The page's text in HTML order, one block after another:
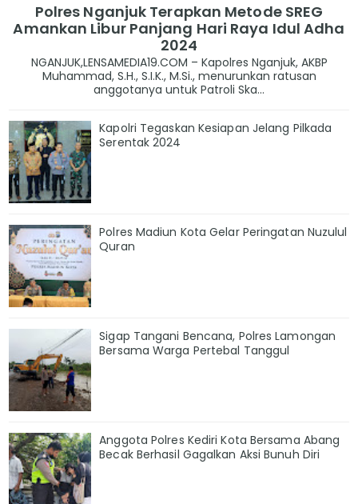
Polres Nganjuk Terapkan Metode SREG
Amankan Libur Panjang Hari Raya Idul Adha
2024
NGANJUK,LENSAMEDIA19.COM – Kapolres Nganjuk, AKBP
Muhammad, S.H., S.I.K., M.Si., menurunkan ratusan
anggotanya untuk Patroli Ska...
Kapolri Tegaskan Kesiapan Jelang Pilkada
Serentak 2024
Polres Madiun Kota Gelar Peringatan Nuzulul
Quran
Sigap Tangani Bencana, Polres Lamongan
Bersama Warga Pertebal Tanggul
Anggota Polres Kediri Kota Bersama Abang
Becak Berhasil Gagalkan Aksi Bunuh Diri